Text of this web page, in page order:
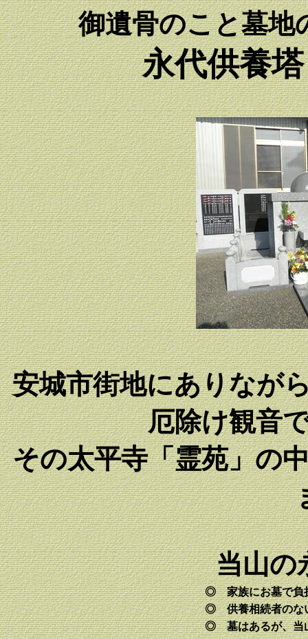
御遺骨のこと墓地
永代供養
安城市街地にありなが
厄除け観音
その太平寺「霊苑」の
当山の
◎ 家族にお墓で負
◎ 供養相続者のな
◎ 墓はあるが、当